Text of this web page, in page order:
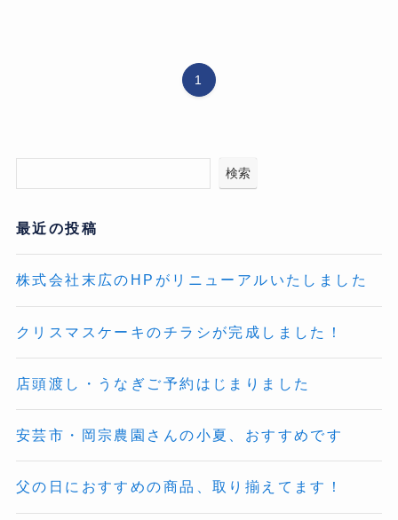
1
検索
最近の投稿
株式会社末広のHPがリニューアルいたしました
クリスマスケーキのチラシが完成しました！
店頭渡し・うなぎご予約はじまりました
安芸市・岡宗農園さんの小夏、おすすめです
父の日におすすめの商品、取り揃えてます！